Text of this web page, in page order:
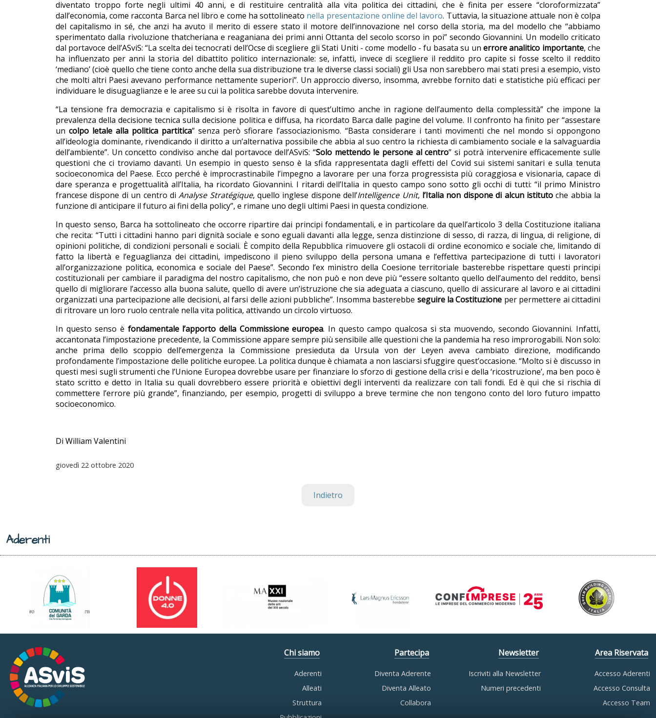
diventato troppo forte negli ultimi 40 anni, e di restituire centralità alla vita politica dei cittadini, che è finita per essere “cloroformizzata”
dall’economia, come racconta Barca nel libro e come ha sottolineato nella presentazione online del lavoro. Tuttavia, la situazione attuale non è colpa
del capitalismo in sé, che anzi ha avuto il merito di essere stato il motore dell’innovazione nel corso della storia, ma del modello che “abbiamo
sperimentato dalla rivoluzione thatcheriana e reaganiana dei primi anni Ottanta del secolo scorso in poi” secondo Giovannini. Un modello criticato
dal portavoce dell’ASviS: “La scelta dei tecnocrati dell’Ocse di scegliere gli Stati Uniti - come modello - fu basata su un errore analitico importante, che
ha influenzato per anni la storia del dibattito politico internazionale: se, infatti, invece di scegliere il reddito pro capite si fosse scelto il reddito
‘mediano’ (cioè quello che tiene conto anche della sua distribuzione tra le diverse classi sociali) gli Usa non sarebbero mai stati presi a esempio, visto
che molti altri Paesi avevano performance nettamente superiori”. Un approccio diverso, insomma, avrebbe fornito dati e statistiche più efficaci per
individuare le disuguaglianze e le aree su cui la politica sarebbe dovuta intervenire.
“La tensione fra democrazia e capitalismo si è risolta in favore di quest’ultimo anche in ragione dell’aumento della complessità” che impone la
prevalenza della decisione tecnica sulla decisione politica e diffusa, ha ricordato Barca dalle pagine del volume. Il confronto ha finito per “assestare
uncolpo letale alla politica partitica” senza però sfiorare l’associazionismo. “Basta considerare i tanti movimenti che nel mondo si oppongono
all’ideologia dominante, rivendicando il diritto a un’alternativa possibile che abbia al suo centro la richiesta di cambiamento sociale e la salvaguardia
dell’ambiente”. Un concetto condiviso anche dal portavoce dell’ASviS: “Solo mettendo le persone al centro” si potrà intervenire efficacemente sulle
questioni che ci troviamo davanti. Un esempio in questo senso è la sfida rappresentata dagli effetti del Covid sui sistemi sanitari e sulla tenuta
socioeconomica del Paese. Ecco perché è improcrastinabile l’impegno a lavorare per una forza progressista più coraggiosa e visionaria, capace di
dare speranza e progettualità all’Italia, ha ricordato Giovannini. I ritardi dell’Italia in questo campo sono sotto gli occhi di tutti: “il primo Ministro
francese dispone di un centro diAnalyse Stratégique, quello inglese dispone dell’Intelligence Unit, l’Italia non dispone di alcun istitutoche abbia la
funzione di anticipare il futuro ai fini della policy”, e rimane uno degli ultimi Paesi in questa condizione.
In questo senso, Barca ha sottolineato che occorre ripartire dai principi fondamentali, e in particolare da quell’articolo 3 della Costituzione italiana
che recita: “Tutti i cittadini hanno pari dignità sociale e sono eguali davanti alla legge, senza distinzione di sesso, di razza, di lingua, di religione, di
opinioni politiche, di condizioni personali e sociali. È compito della Repubblica rimuovere gli ostacoli di ordine economico e sociale che, limitando di
fatto la libertà e l’eguaglianza dei cittadini, impediscono il pieno sviluppo della persona umana e l’effettiva partecipazione di tutti i lavoratori
all’organizzazione politica, economica e sociale del Paese”. Secondo l’ex ministro della Coesione territoriale basterebbe rispettare questi principi
costituzionali per cambiare il paradigma del nostro capitalismo, che non può e non deve più “essere soltanto quello dell’aumento del reddito, bensì
quello di migliorare l’accesso alla buona salute, quello di avere un’istruzione che sia adeguata a ciascuno, quello di assicurare al lavoro e ai cittadini
organizzati una partecipazione alle decisioni, al farsi delle azioni pubbliche”. Insomma basterebbe seguire la Costituzione per permettere ai cittadini
di ritrovare un loro ruolo centrale nella vita politica, attivando un circolo virtuoso.
In questo senso è fondamentale l’apporto della Commissione europea. In questo campo qualcosa si sta muovendo, secondo Giovannini. Infatti,
accantonata l’impostazione precedente, la Commissione appare sempre più sensibile alle questioni che la pandemia ha reso improrogabili. Non solo:
anche prima dello scoppio dell’emergenza la Commissione presieduta da Ursula von der Leyen aveva cambiato direzione, modificando
profondamente l’impostazione delle politiche europee. La politica dunque è chiamata a non lasciarsi sfuggire quest’occasione. “Molto si è discusso in
questi mesi sugli strumenti che l’Unione Europea dovrebbe usare per finanziare lo sforzo di gestione della crisi e della ‘ricostruzione’, ma ben poco è
stato scritto e detto in Italia su quali dovrebbero essere priorità e obiettivi degli interventi da realizzare con tali fondi. Ed è qui che si rischia di
commettere l’errore più grande”, finanziando, per esempio, progetti di sviluppo a breve termine che non tengono conto del loro futuro impatto
socioeconomico.
Di William Valentini
giovedì 22 ottobre 2020
Indietro
Aderenti
Chi siamo
Aderenti
Alleati
Struttura
Partecipa
Diventa Aderente
Diventa Alleato
Collabora
Newsletter
Iscriviti alla Newsletter
Numeri precedenti
Area Riservata
Accesso Aderenti
Accesso Consulta
Accesso Team